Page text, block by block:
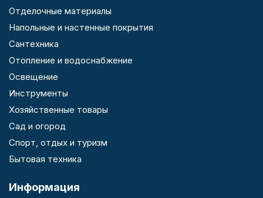
Отделочные материалы
Напольные и настенные покрытия
Сантехника
Отопление и водоснабжение
Освещение
Инструменты
Хозяйственные товары
Сад и огород
Спорт, отдых и туризм
Бытовая техника
Информация